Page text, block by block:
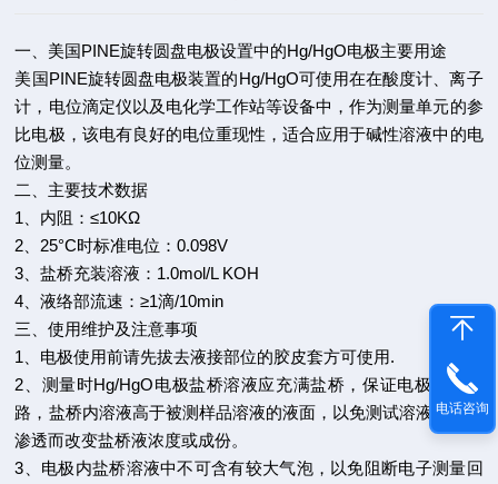
一、美国PINE旋转圆盘电极设置中的Hg/HgO电极主要用途
美国PINE旋转圆盘电极装置的Hg/HgO可使用在在酸度计、离子
计，电位滴定仪以及电化学工作站等设备中，作为测量单元的参
比电极，该电有良好的电位重现性，适合应用于碱性溶液中的电
位测量。
二、主要技术数据
1、内阻：≤10KΩ
2、25°C时标准电位：0.098V
3、盐桥充装溶液：1.0mol/L KOH
4、液络部流速：≥1滴/10min
三、使用维护及注意事项
1、 电极使用前请先拔去液接部位的胶皮套方可使用.
2、测量时Hg/HgO电极盐桥溶液应充满盐桥，保证电极形成回
路，盐桥内溶液高于被测样品溶液的液面，以免测试溶液反方向
渗透而改变盐桥液浓度或成份。
3、电极内盐桥溶液中不可含有较大气泡，以免阻断电子测量回
电话咨询